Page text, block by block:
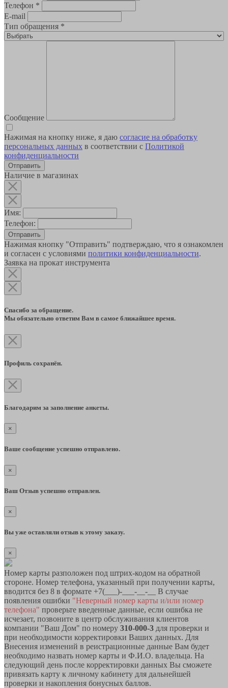
Телефон *
E-mail
Тип обращения *
Сообщение
Нажимая на кнопку ниже, я даю согласие на обработку
персональных данных в соответствии с Политикой
конфиденциальности
Наличие в магазинах
Имя:
Телефон:
Отправить
Нажимая кнопку "Отправить" подтверждаю, что я ознакомлен
и согласен с условиями политики конфиденциальности.
Заявка на прокат инструмента
Спасибо за обращение.
Мы обязательно ответим Вам в самое ближайшее время.
Профиль сохранён.
Благодарим за заполнение анкеты.
×
Ваше сообщение успешно отправлено.
×
Ваш Отзыв успешно отправлен.
×
Вы уже оставляли отзыв к этому заказу.
×
Номер карты разположен под штрих-кодом на обратной
стороне. Номер телефона, указанный при получении карты,
вводится без 8 в формате +7(___)-___-__-__ В случае
появления ошибки "Неверный номер карты и/или номер
телефона" проверьте введенные данные, если ошибка не
исчезает, позвоните в центр обслуживания клиентов
компании "Ваш Дом" по номеру 310-000-3 для проверки и
при необходимости корректировки Ваших данных. Для
Внесения изменений в реистрационные данные Вам будет
необходимо назвать номер карты и Ф.И.О. владельца. На
следующий день после корректировки данных Вы сможете
привязать карту к личному кабинету для дальнейшей
проверки и накопления бонусных баллов.